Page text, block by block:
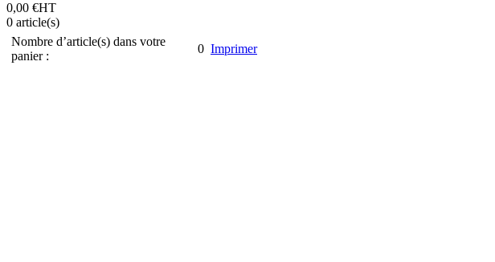
0,00 €HT
0 article(s)
Nombre d’article(s) dans votre
panier :
0 Imprimer